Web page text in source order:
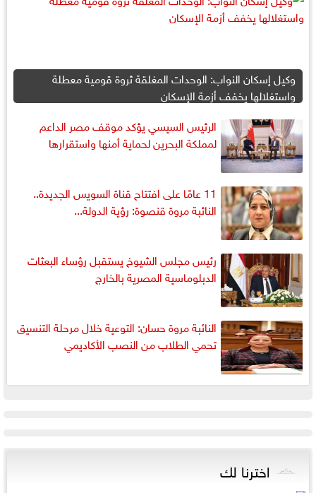
وكيل إسكان النواب: الوحدات المغلقة ثروة قومية معطلة
واستغلالها يخفف أزمة الإسكان
الرئيس السيسي يؤكد موقف مصر الداعم
لمملكة البحرين لحماية أمنها واستقرارها
11 عامًا على افتتاح قناة السويس الجديدة..
النائبة مروة قنصوة: رؤية الدولة...
رئيس مجلس الشيوخ يستقبل رؤساء البعثات
الدبلوماسية المصرية بالخارج
النائبة مروة حسان: التوعية خلال مرحلة التنسيق
تحمي الطلاب من النصب الأكاديمي
اخترنا لك